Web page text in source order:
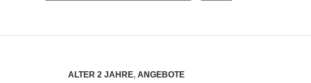
ALTER 2 JAHRE, ANGEBOTE